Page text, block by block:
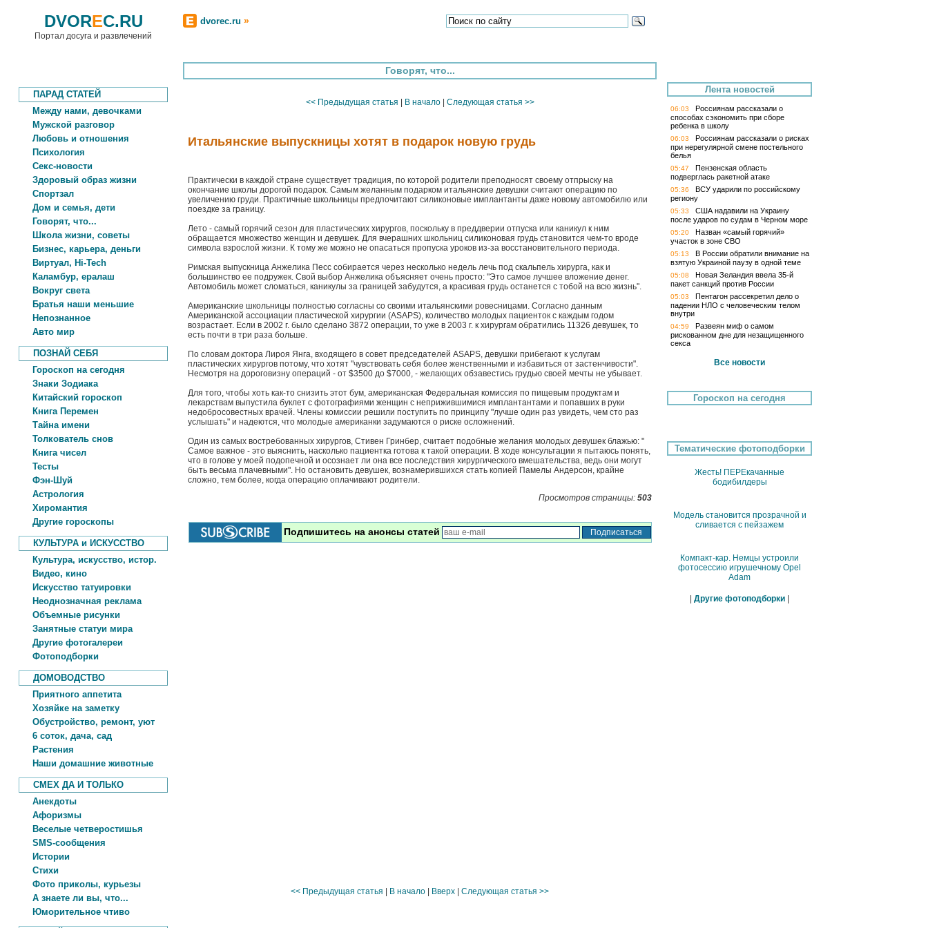
DVOREC.RU
Портал досуга и развлечений
dvorec.ru »
ПАРАД СТАТЕЙ
Между нами, девочками
Мужской разговор
Любовь и отношения
Психология
Секс-новости
Здоровый образ жизни
Спортзал
Дом и семья, дети
Говорят, что...
Школа жизни, советы
Бизнес, карьера, деньги
Виртуал, Hi-Tech
Каламбур, ералаш
Вокруг света
Братья наши меньшие
Непознанное
Авто мир
ПОЗНАЙ СЕБЯ
Гороскоп на сегодня
Знаки Зодиака
Китайский гороскоп
Книга Перемен
Тайна имени
Толкователь снов
Книга чисел
Тесты
Фэн-Шуй
Астрология
Хиромантия
Другие гороскопы
КУЛЬТУРА и ИСКУССТВО
Культура, искусство, истор.
Видео, кино
Искусство татуировки
Неоднозначная реклама
Объемные рисунки
Занятные статуи мира
Другие фотогалереи
Фотоподборки
ДОМОВОДСТВО
Приятного аппетита
Хозяйке на заметку
Обустройство, ремонт, уют
6 соток, дача, сад
Растения
Наши домашние животные
СМЕХ ДА И ТОЛЬКО
Анекдоты
Афоризмы
Веселые четверостишья
SMS-сообщения
Истории
Стихи
Фото приколы, курьезы
А знаете ли вы, что...
Юморительное чтиво
Говорят, что...
<< Предыдущая статья В начало| Следующая статья >>
Итальянские выпускницы хотят в подарок новую грудь
Практически в каждой стране существует традиция, по которой родители преподносят своему отпрыску на
окончание школы дорогой подарок. Самым желанным подарком итальянские девушки считают операцию по
увеличению груди. Практичные школьницы предпочитают силиконовые имплантанты даже новому автомобилю или
поездке за границу.
Лето - самый горячий сезон для пластических хирургов, поскольку в преддверии отпуска или каникул к ним
обращается множество женщин и девушек. Для вчерашних школьниц силиконовая грудь становится чем-то вроде
символа взрослой жизни. К тому же можно не опасаться пропуска уроков из-за восстановительного периода.
Римская выпускница Анжелика Песс собирается через несколько недель лечь под скальпель хирурга, как и
большинство ее подружек. Свой выбор Анжелика объясняет очень просто: "Это самое лучшее вложение денег.
Автомобиль может сломаться, каникулы за границей забудутся, а красивая грудь останется с тобой на всю жизнь".
Американские школьницы полностью согласны со своими итальянскими ровесницами. Согласно данным
Американской ассоциации пластической хирургии (ASAPS), количество молодых пациенток с каждым годом
возрастает. Если в 2002 г. было сделано 3872 операции, то уже в 2003 г. к хирургам обратились 11326 девушек, то
есть почти в три раза больше.
По словам доктора Лироя Янга, входящего в совет председателей ASAPS, девушки прибегают к услугам
пластических хирургов потому, что хотят "чувствовать себя более женственными и избавиться от застенчивости".
Несмотря на дороговизну операций - от $3500 до $7000, - желающих обзавестись грудью своей мечты не убывает.
Для того, чтобы хоть как-то снизить этот бум, американская Федеральная комиссия по пищевым продуктам и
лекарствам выпустила буклет с фотографиями женщин с неприжившимися имплантантами и попавших в руки
недобросовестных врачей. Члены комиссии решили поступить по принципу "лучше один раз увидеть, чем сто раз
услышать" и надеются, что молодые американки задумаются о риске осложнений.
Один из самых востребованных хирургов, Стивен Гринбер, считает подобные желания молодых девушек блажью: "
Самое важное - это выяснить, насколько пациентка готова к такой операции. В ходе консультации я пытаюсь понять,
что в голове у моей подопечной и осознает ли она все последствия хирургического вмешательства, ведь они могут
быть весьма плачевными". Но остановить девушек, вознамерившихся стать копией Памелы Андерсон, крайне
сложно, тем более, когда операцию оплачивают родители.
Просмотров страницы: 503
Подпишитесь на анонсы статей
<< Предыдущая статья В начало Вверх Следующая статья >>
Лента новостей
06:03
Россиянам рассказали о
способах сэкономить при сборе
ребенка в школу
06:03
Россиянам рассказали о рисках
при нерегулярной смене постельного
белья
05:47
Пензенская область
подверглась ракетной атаке
05:36
ВСУ ударили по российскому
региону
05:33
США надавили на Украину
после ударов по судам в Черном море
05:20
Назван «самый горячий»
участок в зоне СВО
05:13
В России обратили внимание на
взятую Украиной паузу в одной теме
05:08
Новая Зеландия ввела 35-й
пакет санкций против России
05:03
Пентагон рассекретил дело о
падении НЛО с человеческим телом
внутри
04:59
Развеян миф о самом
рискованном дне для незащищенного
секса
Все новости
Гороскоп на сегодня
Тематические фотоподборки
Жесть! ПЕРЕкачанные
бодибилдеры
Модель становится прозрачной и
сливается с пейзажем
Компакт-кар. Немцы устроили
фотосессию игрушечному Opel
Adam
Другие фотоподборки